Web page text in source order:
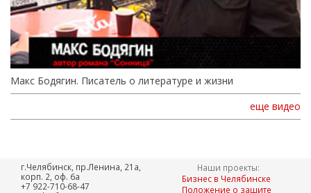
Макс Бодягин. Писатель о литературе и жизни
еще видео
г.Челябинск, пр.Ленина, 21а,
корп. 2, оф. 6а
+7 922-710-68-47
Наши проекты:
Бизнес в Челябинске
Положение о защите